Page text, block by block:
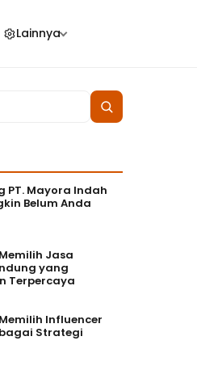
Lainnya
Search
PT. Mayora Indah
Belum Anda
Jasa
yang
Terpercaya
Influencer
Strategi